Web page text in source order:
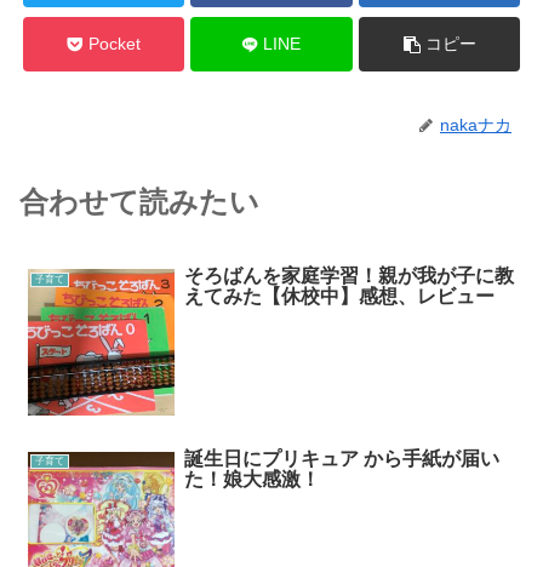
Pocket LINE コピー
nakaナカ
合わせて読みたい
子育て
そろばんを家庭学習！親が我が子に教
えてみた【休校中】感想、レビュー
子育て
誕生日にプリキュア から手紙が届い
た！娘大感激！